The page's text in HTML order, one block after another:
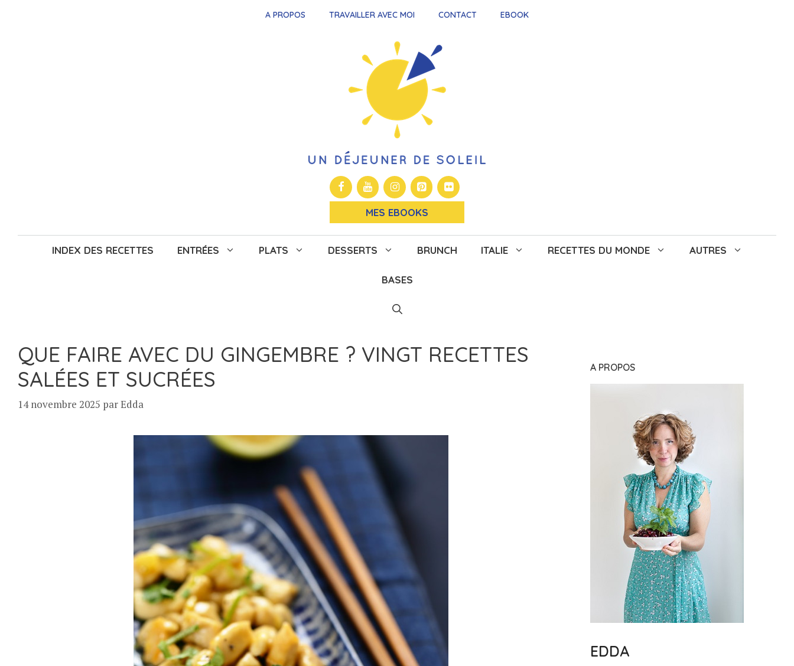
A PROPOS TRAVAILLER AVEC MOI CONTACT EBOOK
MES EBOOKS
INDEX DES RECETTES ENTRÉES PLATS DESSERTS BRUNCH ITALIE RECETTES DU MONDE AUTRES
BASES
QUE FAIRE AVEC DU GINGEMBRE ? VINGT RECETTES
SALÉES ET SUCRÉES
14 novembre 2025 parEdda
A PROPOS
EDDA